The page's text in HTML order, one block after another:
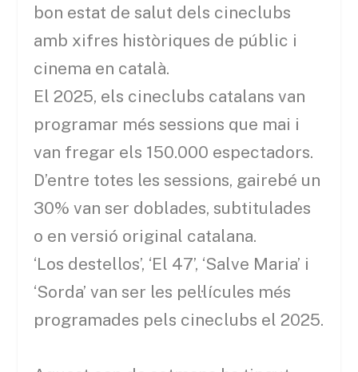
bon estat de salut dels cineclubs
amb xifres històriques de públic i
cinema en català.
El 2025, els cineclubs catalans van
programar més sessions que mai i
van fregar els 150.000 espectadors.
D’entre totes les sessions, gairebé un
30% van ser doblades, subtitulades
o en versió original catalana.
‘Los destellos’, ‘El 47’, ‘Salve Maria’ i
‘Sorda’ van ser les pel·lícules més
programades pels cineclubs el 2025.